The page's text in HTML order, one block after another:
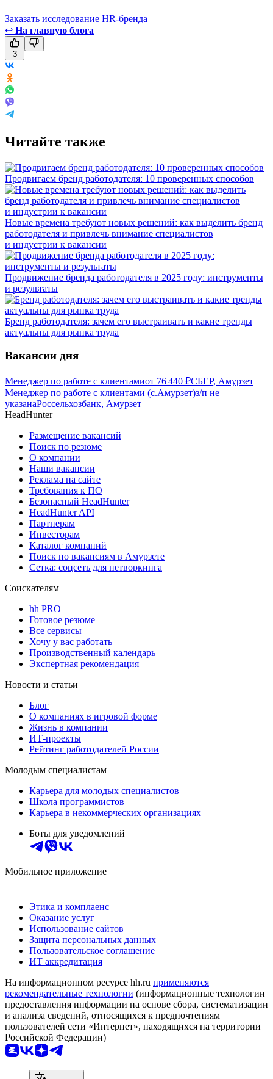
Заказать исследование HR-бренда
↩ На главную блога
3
Читайте также
Продвигаем бренд работодателя: 10 проверенных способов
Новые времена требуют новых решений: как выделить бренд
работодателя и привлечь внимание специалистов
и индустрии к вакансии
Продвижение бренда работодателя в 2025 году: инструменты
и результаты
Бренд работодателя: зачем его выстраивать и какие тренды
актуальны для рынка труда
Вакансии дня
Менеджер по работе с клиентамиот 76 440 ₽СБЕР, Амурзет
Менеджер по работе с клиентами (с.Амурзет)з/п не
указанаРоссельхозбанк, Амурзет
HeadHunter
Размещение вакансий
Поиск по резюме
О компании
Наши вакансии
Реклама на сайте
Требования к ПО
Безопасный HeadHunter
HeadHunter API
Партнерам
Инвесторам
Каталог компаний
Поиск по вакансиям в Амурзете
Сетка: соцсеть для нетворкинга
Соискателям
hh PRO
Готовое резюме
Все сервисы
Хочу у вас работать
Производственный календарь
Экспертная рекомендация
Новости и статьи
Блог
О компаниях в игровой форме
Жизнь в компании
ИТ-проекты
Рейтинг работодателей России
Молодым специалистам
Карьера для молодых специалистов
Школа программистов
Карьера в некоммерческих организациях
Боты для уведомлений
Мобильное приложение
Этика и комплаенс
Оказание услуг
Использование сайтов
Защита персональных данных
Пользовательское соглашение
ИТ аккредитация
На информационном ресурсе hh.ru применяются
рекомендательные технологии (информационные технологии
предоставления информации на основе сбора, систематизации
и анализа сведений, относящихся к предпочтениям
пользователей сети «Интернет», находящихся на территории
Российской Федерации)